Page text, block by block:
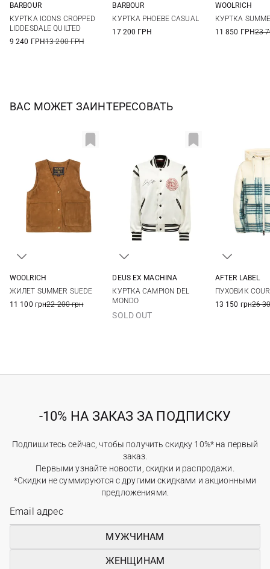
BARBOUR
КУРТКА ICONS CROPPED
LIDDESDALE QUILTED
9 240 ГРН13 200 ГРН
BARBOUR
КУРТКА PHOEBE CASUAL
17 200 ГРН
WOOLRICH
КУРТКА
11 850 ГРН23
ВАС МОЖЕТ ЗАИНТЕРЕСОВАТЬ
WOOLRICH
ЖИЛЕТ SUMMER SUEDE
11 100 грн22 200 грн
DEUS EX MACHINА
КУРТКА CAMPION DEL
MONDO
SOLD OUT
AFTER LABEL
ПУХОВИК
13 150 грн26
-10% НА ЗАКАЗ ЗА ПОДПИСКУ
Подпишитесь сейчас, чтобы получить скидку 10%* на первый
заказ.
Первыми узнайте новости, скидки и распродажи.
*Скидки не суммируются с другими скидками и акционными
предложениями.
МУЖЧИНАМ
ЖЕНЩИНАМ